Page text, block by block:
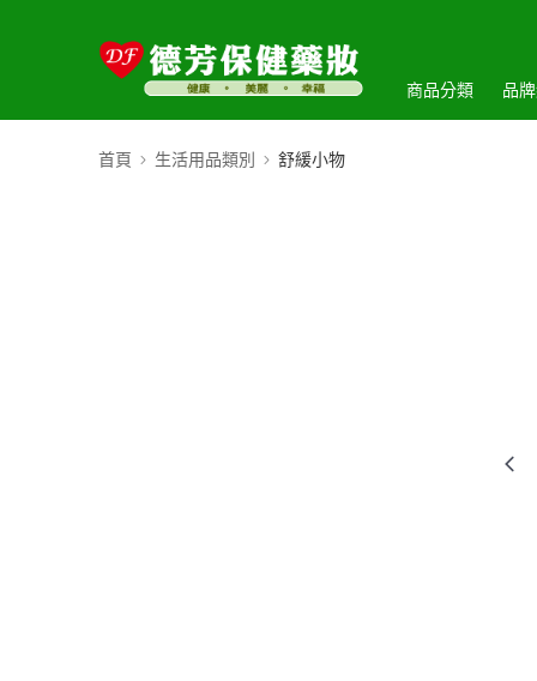
商品分類 品
首頁 生活用品類別 舒緩小物